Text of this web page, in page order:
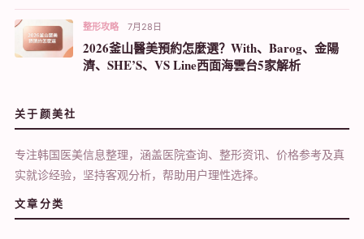
整形攻略 7月28日
2026釜山醫美預約怎麼選？With、Barog、金陽
濟、SHE’S、VS Line西面海雲台5家解析
关于颜美社
专注韩国医美信息整理，涵盖医院查询、整形资讯、价格参考及真
实就诊经验，坚持客观分析，帮助用户理性选择。
文章分类